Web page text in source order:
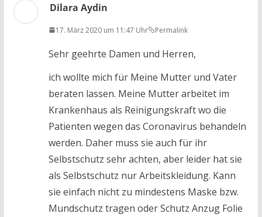
Dilara Aydin
17. März 2020 um 11:47 Uhr Permalink
Sehr geehrte Damen und Herren,
ich wollte mich für Meine Mutter und Vater
beraten lassen. Meine Mutter arbeitet im
Krankenhaus als Reinigungskraft wo die
Patienten wegen das Coronavirus behandeln
werden. Daher muss sie auch für ihr
Selbstschutz sehr achten, aber leider hat sie
als Selbstschutz nur Arbeitskleidung. Kann
sie einfach nicht zu mindestens Maske bzw.
Mundschutz tragen oder Schutz Anzug Folie